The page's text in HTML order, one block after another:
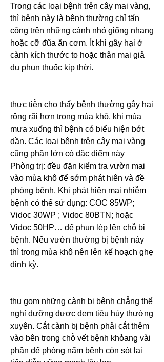
Trong các loại bệnh trên cây mai vàng,
thì bệnh này là bệnh thường chỉ tấn
công trên những cành nhỏ giống nhang
hoặc cỡ đũa ăn cơm. Ít khi gây hại ở
cành kích thước to hoặc thân mai giả
dụ phun thuốc kịp thời.
thực tiễn cho thấy bệnh thường gây hại
rộng rãi hơn trong mùa khô, khi mùa
mưa xuống thì bệnh có biểu hiện bớt
dần. Các loại bệnh trên cây mai vàng
cũng phần lớn có đặc điểm này
Phòng trị: đều đặn kiểm tra vườn mai
vào mùa khô để sớm phát hiện và đề
phòng bệnh. Khi phát hiện mai nhiễm
bệnh có thể sử dụng: COC 85WP;
Vidoc 30WP ; Vidoc 80BTN; hoặc
Vidoc 50HP… để phun lép lên chỗ bị
bệnh. Nếu vườn thường bị bệnh này
thì trong mùa khô nên lên kế hoạch ghẹ
định kỳ.
thu gom những cành bị bệnh chẳng thể
nghỉ dưỡng được đem tiêu hủy thường
xuyên. Cắt cành bị bệnh phải cắt thêm
vào bên trong chỗ vết bệnh khỏang vài
phân để phòng nấm bệnh còn sót lại